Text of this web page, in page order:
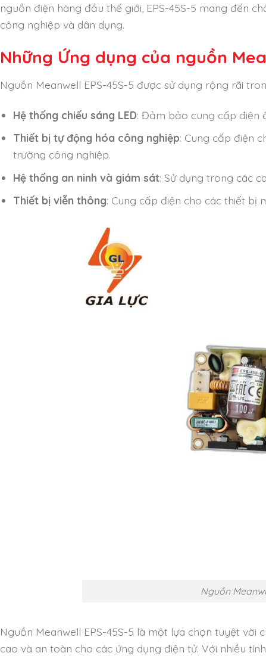
nguồn điện hàng đầu thế giới, EPS-45S-5 mang đến
công nghiệp và dân dụng.
Những Ứng dụng của nguồn
Nguồn Meanwell EPS-45S-5 được sử dụng rộng rãi
Hệ thống chiếu sáng LED: Đảm bảo cung cấp điện
Thiết bị tự động hóa công nghiệp: Cung cấp điện
trường công nghiệp.
Hệ thống an ninh và giám sát: Sử dụng trong các
Thiết bị viễn thông: Cung cấp điện cho các thiết bị
Nguồn
Nguồn Meanwell EPS-45S-5 là một lựa chọn tuyệt
cao và an toàn cho các ứng dụng điện tử. Với nhiều